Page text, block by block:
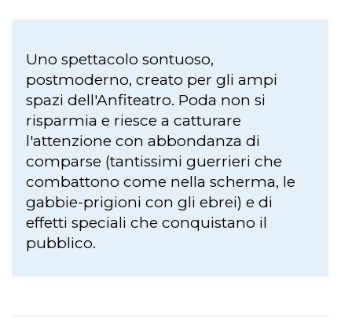
Uno spettacolo sontuoso,
postmoderno, creato per gli ampi
spazi dell'Anfiteatro. Poda non si
risparmia e riesce a catturare
l'attenzione con abbondanza di
comparse (tantissimi guerrieri che
combattono come nella scherma, le
gabbie-prigioni con gli ebrei) e di
effetti speciali che conquistano il
pubblico.